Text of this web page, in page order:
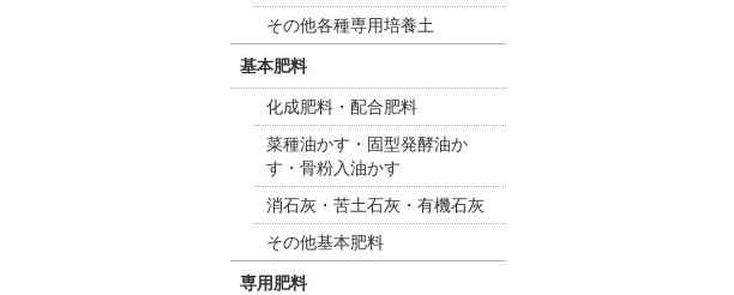
その他各種専用培養土
基本肥料
化成肥料・配合肥料
菜種油かす・固型発酵油か
す・骨粉入油かす
消石灰・苦土石灰・有機石灰
その他基本肥料
専用肥料